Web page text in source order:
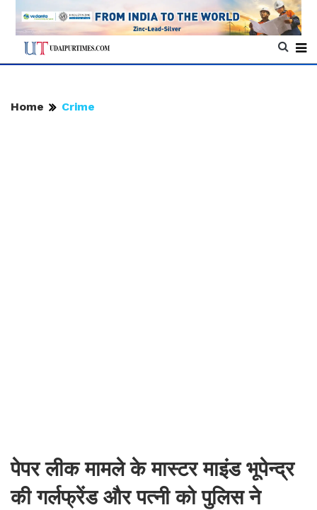
Home Crime
पेपर लीक मामले के मास्टर माइंड भूपेन्द्र
की गर्लफ्रेंड और पत्नी को पुलिस ने